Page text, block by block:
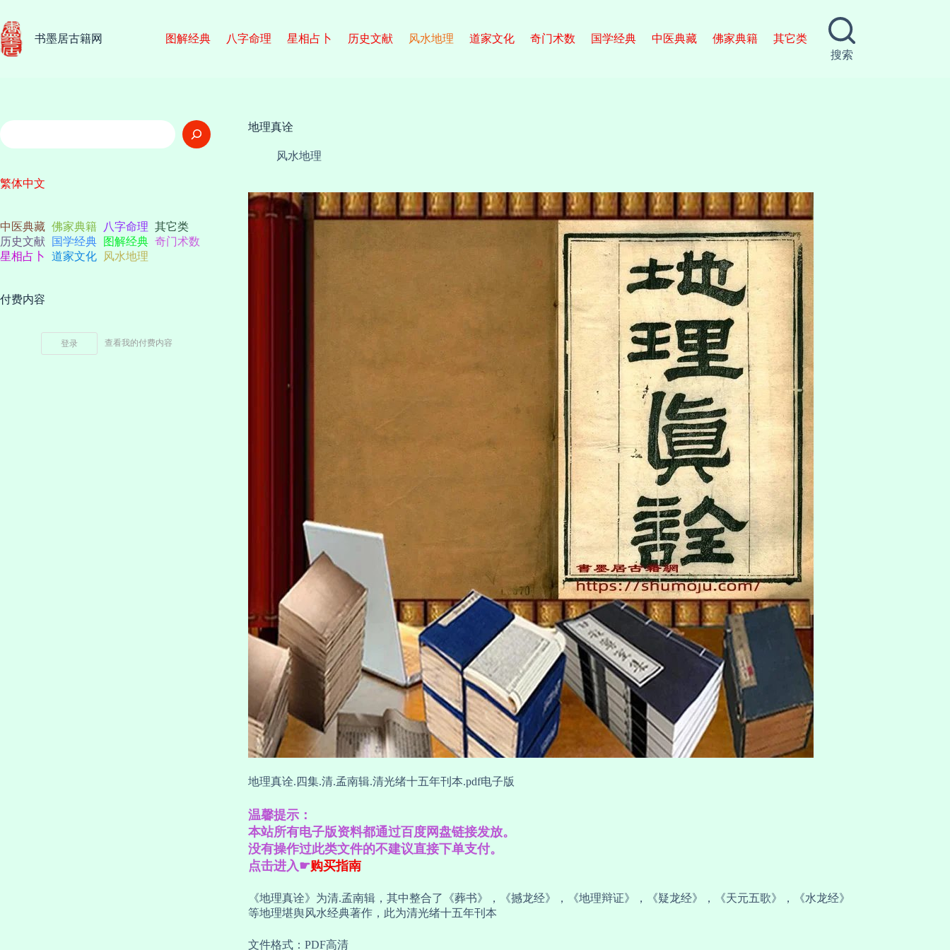
至
内
容
书墨居古籍网 图解经典 八字命理 星相占卜 历史文献 风水地理 道家文化 奇门术数 国学经典 中医典藏 佛家典籍
其它类
搜索
地理真诠
风水地理
地理真诠.四集.清.孟南辑.清光绪十五年刊本.pdf电子版
温馨提示：
本站所有电子版资料都通过百度网盘链接发放。
没有操作过此类文件的不建议直接下单支付。
点击进入☛购买指南
《地理真诠》为清.孟南辑，其中整合了《葬书》，《撼龙经》，《地理辩证》，《疑龙经》，《天元五歌》，《水龙经》
等地理堪舆风水经典著作，此为清光绪十五年刊本
文件格式：PDF高清
搜
索
繁体中文
中医典藏 佛家典籍 八字命理 其它类
历史文献
国学经典 图解经典 奇门术数
星相占卜
道家文化 风水地理
付费内容
登录 查看我的付费内容